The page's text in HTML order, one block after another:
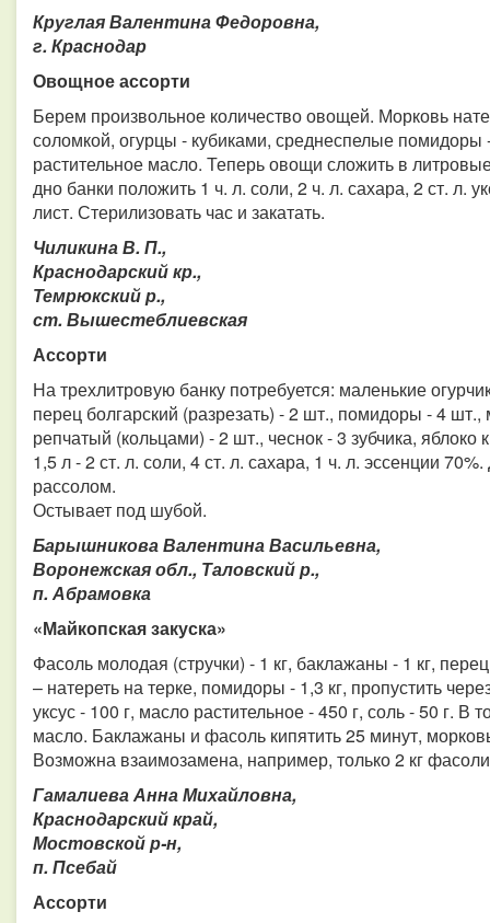
Круглая Валентина Федоровна,
г. Краснодар
Овощное ассорти
Берем произвольное количество овощей. Морковь
соломкой, огурцы - кубиками, среднеспелые помидоры
растительное масло. Теперь овощи сложить в
дно банки положить 1 ч. л. соли, 2 ч. л. сахара, 2 ст. л.
лист. Стерилизовать час и закатать.
Чиликина В. П.,
Краснодарский кр.,
Темрюкский р.,
ст. Вышестеблиевская
Ассорти
На трехлитровую банку потребуется: маленькие
перец болгарский (разрезать) - 2 шт., помидоры - 4 шт.,
репчатый (кольцами) - 2 шт., чеснок - 3 зубчика,
1,5 л - 2 ст. л. соли, 4 ст. л. сахара, 1 ч. л. эссенции
рассолом.
Остывает под шубой.
Барышникова Валентина Васильевна,
Воронежская обл., Таловский р.,
п. Абрамовка
«Майкопская закуска»
Фасоль молодая (стручки) - 1 кг, баклажаны - 1 кг,
– натереть на терке, помидоры - 1,3 кг, пропустить
уксус - 100 г, масло растительное - 450 г, соль - 50 г. В
масло. Баклажаны и фасоль кипятить 25 минут,
Возможна взаимозамена, например, только 2 кг
Гамалиева Анна Михайловна,
Краснодарский край,
Мостовской р-н,
п. Псебай
Ассорти